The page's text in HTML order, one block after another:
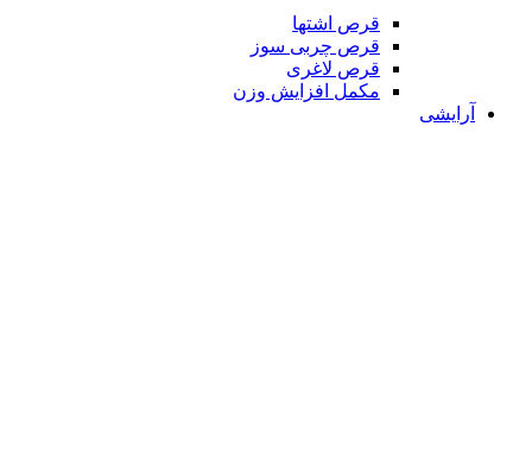
قرص اشتها
قرص چربی سوز
قرص لاغری
مکمل افزایش وزن
آرایشی